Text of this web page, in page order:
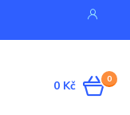
0
0 Kč